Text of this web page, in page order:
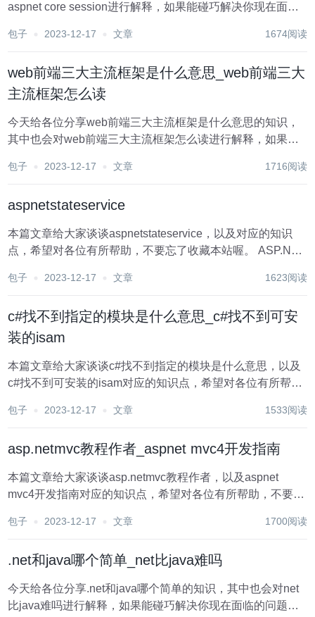
aspnet core session进行解释，如果能碰巧解决你现在面临
是一种服务器端对象，用于在多个页面之间存储用户特定的
包子 2023-12-17 文章 1674阅读
web前端三大主流框架是什么意思_web前端三大
主流框架怎么读
今天给各位分享web前端三大主流框架是什么意思的知识，
其中也会对web前端三大主流框架怎么读进行解释，如果能
吧！ Web前端三大主流框架是指目前广泛应用于Web开发的
包子 2023-12-17 文章 1716阅读
aspnetstateservice
本篇文章给大家谈谈aspnetstateservice，以及对应的知识
点，希望对各位有所帮助，不要忘了收藏本站喔。 ASP.NET
程序实例之间共享会话状态的内置Windows服务。...
包子 2023-12-17 文章 1623阅读
c#找不到指定的模块是什么意思_c#找不到可安
装的isam
本篇文章给大家谈谈c#找不到指定的模块是什么意思，以及
c#找不到可安装的isam对应的知识点，希望对各位有所帮
各种各样的错误提示。其中，“找不到指定的模块”是C#编程
包子 2023-12-17 文章 1533阅读
asp.netmvc教程作者_aspnet mvc4开发指南
本篇文章给大家谈谈asp.netmvc教程作者，以及aspnet
mvc4开发指南对应的知识点，希望对各位有所帮助，不要忘
他们的知识和经验，帮助初学者和专业人士提升技能。其
包子 2023-12-17 文章 1700阅读
.net和java哪个简单_net比java难吗
今天给各位分享.net和java哪个简单的知识，其中也会对net
比java难吗进行解释，如果能碰巧解决你现在面临的问题，